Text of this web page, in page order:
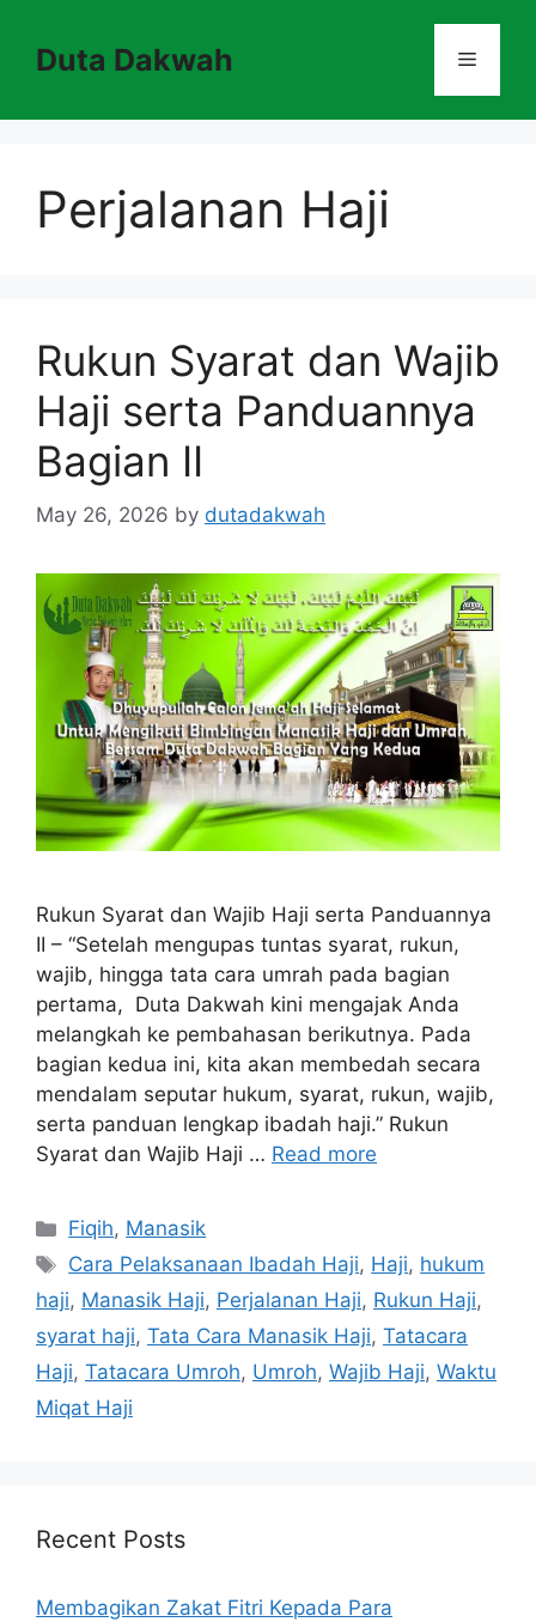
contentDuta Dakwah Menu
Perjalanan Haji
Rukun Syarat dan Wajib
Haji serta Panduannya
Bagian II
May 26, 2026 by dutadakwah
Rukun Syarat dan Wajib Haji serta Panduannya
II – “Setelah mengupas tuntas syarat, rukun,
wajib, hingga tata cara umrah pada bagian
pertama, Duta Dakwah kini mengajak Anda
melangkah ke pembahasan berikutnya. Pada
bagian kedua ini, kita akan membedah secara
mendalam seputar hukum, syarat, rukun, wajib,
serta panduan lengkap ibadah haji.” Rukun
Syarat dan Wajib Haji … Read more
Categories
Fiqih, Manasik
Tags
Cara Pelaksanaan Ibadah Haji, Haji, hukum
haji, Manasik Haji, Perjalanan Haji, Rukun Haji,
syarat haji, Tata Cara Manasik Haji, Tatacara
Haji, Tatacara Umroh, Umroh, Wajib Haji, Waktu
Miqat Haji
Recent Posts
Membagikan Zakat Fitri Kepada Para